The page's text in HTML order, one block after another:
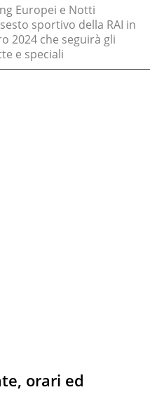
Europei e Notti
sportivo della RAI in
2024 che seguirà gli
e speciali
orari ed